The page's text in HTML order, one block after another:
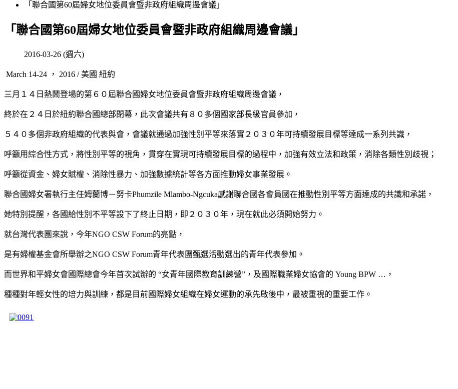
「聯合國第60屆婦女地位委員會暨非政府組織周邊會議」
「聯合國第60屆婦女地位委員會暨非政府組織周邊會議」
2016-03-26 (週六)
March 14-24 ， 2016 / 美國 紐約
三月１４日熱鬧登場的第６０屆聯合國婦女地位委員會暨非政府組織周邊會議，
終於在２４日於紐約聯合國總部閉幕，此次會議共有８０多個國家部長級官員參加，
５４０多個非政府組織的代表與會，會議就通過加強性別平等來落實２０３０年可持續發展目標等達成一系列共識，
呼籲用綜合性方式，將性別平等的視角，貫穿在實現可持續發展目標的過程中，加強有效立法和政策，消除各類性別歧視；
呼籲從資金、婦女賦權、消除性暴力、加強數據統計等各方面推動婦女事業發展。
聯合國婦女署執行主任姆蘭博－努卡Phumzile Mlambo-Ngcuka感謝聯合國各會員國在推動性別平等方面達成的共識和承諾，
她特別提醒，各國給性別不平等設下了終止日期，即２０３０年，現在就此必須開始努力。
就台灣代表團來說，今年NGO CSW Forum的亮點，
是有婦權基金會所舉辦之NGO CSW Forum青年代表團甄選活動選出的青年代表參加。
而世界和平婦女會國際總會今年首次試辦的 “女青年國際教育訓練營”，及國際職業婦女協會的 Young BPW …，
種種對年輕女性的培力與訓練，都是目前國際婦女組織在婦女運動的承先啟後中，最被重視的重要工作。